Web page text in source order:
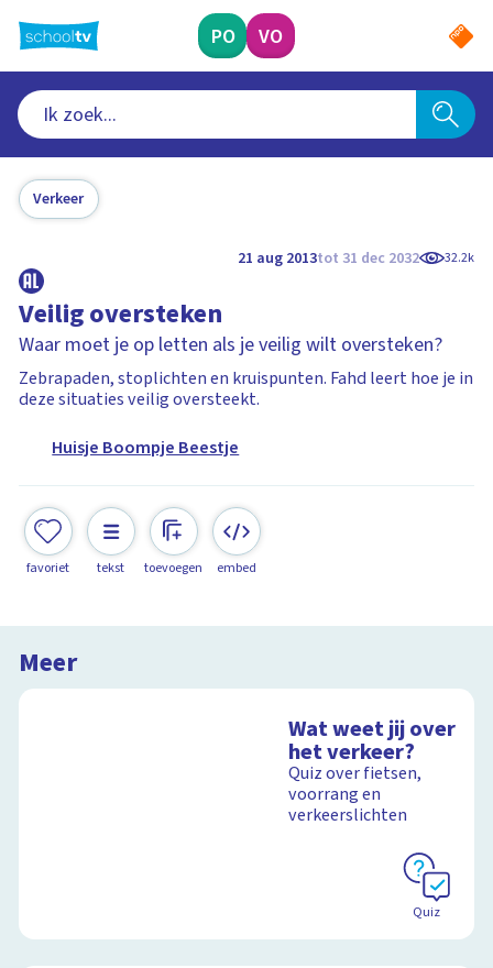
naar
hoofdinhoud
PO VO
Verkeer
21 aug 2013tot 31 dec 2032 32.2k
Veilig oversteken
Waar moet je op letten als je veilig wilt oversteken?
Zebrapaden, stoplichten en kruispunten. Fahd leert hoe je in
deze situaties veilig oversteekt.
Huisje Boompje Beestje
favoriet tekst toevoegen embed
Meer
Wat weet jij over
het verkeer?
Quiz over fietsen,
voorrang en
verkeerslichten
Quiz